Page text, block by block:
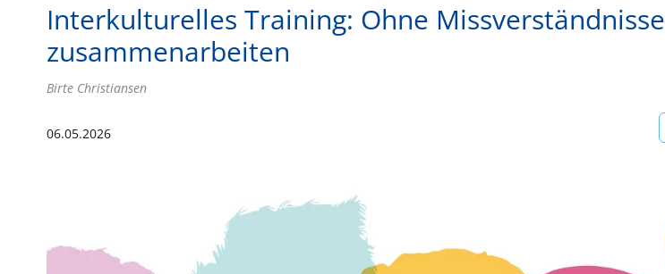
Interkulturelles Training: Ohne Missverständnisse
zusammenarbeiten
Birte Christiansen
06.05.2026